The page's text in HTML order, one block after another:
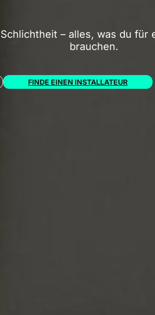
– alles, was du
brauchen.
FINDE EINEN INSTALLATEUR